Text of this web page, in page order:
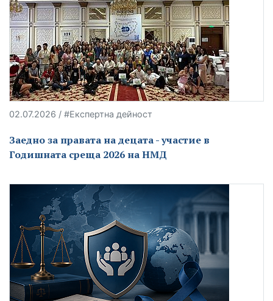
02.07.2026 / #Експертна дейност
Заедно за правата на децата - участие в
Годишната среща 2026 на НМД